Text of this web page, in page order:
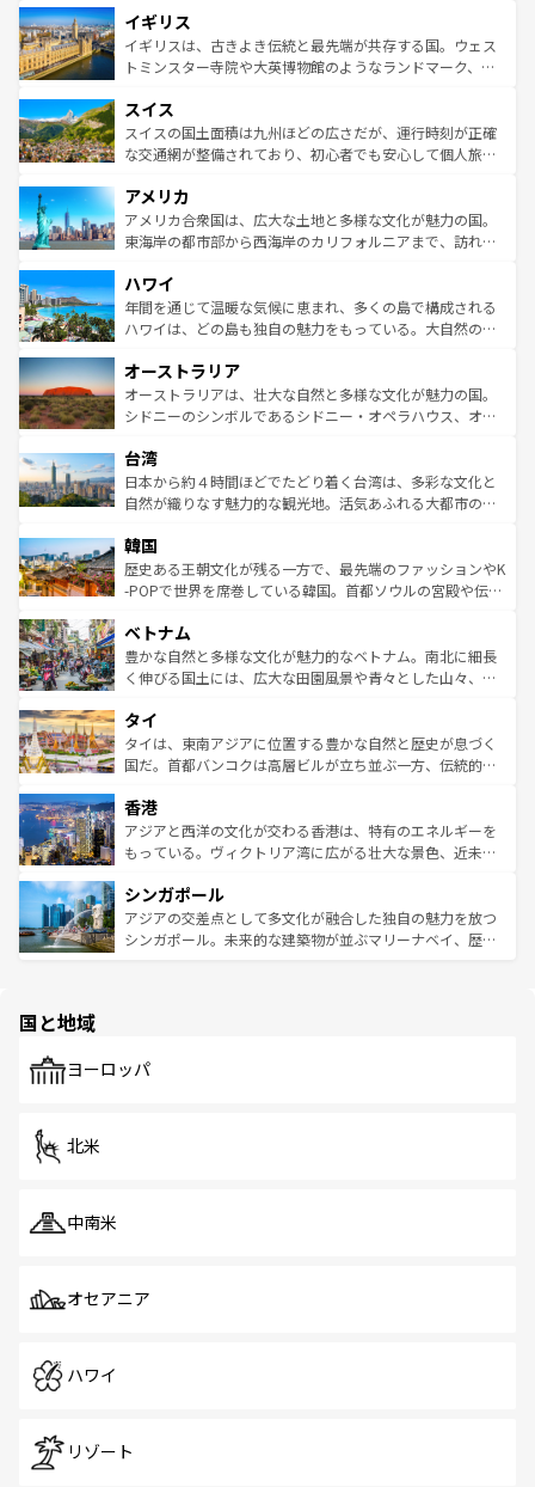
いる。シャンパンの発祥地であるランス、プロヴァンスの
香り高いラベンダー畑など、多彩な楽しみ方が可能だ。さ
らに、パリ以外の地域にも魅力が溢れており、どの街角に
れる地方に足を運ぶとそれぞれで全く異なる文化を体験で
きるだろう。 なお、新着のフランス情報はコンテンツ一覧
を参照してほしい。
顔を持つこの国は、どこを歩いても飽きることがない。ベ
ルリンの文化的活気、バイエルン州のアルプスの絶景、そ
してライン川沿いのワイン畑といった風景は必見。ビール
は、お酒好きな人にはぜひ体験してほしい。 なお、新着の
ドイツ情報はコンテンツ一覧を参照してほしい。
イギリス
イギリスは、古きよき伝統と最先端が共存する国。ウェス
トミンスター寺院や大英博物館のようなランドマーク、歴
リアごとに異なる魅力がある。また、優雅なアフタヌーン
ティー、ビール好きにはたまらない英国パブ、サッカー観
戦など、本場だからこそできる体験も豊富。イギリスを旅
ンツ一覧を参照してほしい。
スイス
スイスの国土面積は九州ほどの広さだが、運行時刻が正確
な交通網が整備されており、初心者でも安心して個人旅行
の建物がそのまま残る町や、スイスならではのユニークな
博物館もあり、アルプス観光だけでなく町歩きも満喫する
ことができる。国民の所得が高いため物価も高いが、旅行
ば市内交通費無料で観光を楽しむこともできる。 なお、新
着のスイス情報はコンテンツ一覧 を参照してほしい。
アメリカ
アメリカ合衆国は、広大な土地と多様な文化が魅力の国。
東海岸の都市部から西海岸のカリフォルニアまで、訪れる
のような巨大都市は、観光、ショッピング、エンターテイ
ンメントが詰まった刺激的なスポットだ。一方、アメリカ
西部には大自然が広がり、グランドキャニオンやイエロー
部のニューオーリンズでは、音楽と美食が融合した独特の
文化が魅力。旅行者はアメリカの各地域で異なる魅力を楽
しみながら、その多様性と豊かな歴史を感じることができ
ならではの贅沢な旅のスタイルだ。 なお、新着のアメリカ
情報はコンテンツ一覧を参照してほしい。
ハワイ
年間を通じて温暖な気候に恵まれ、多くの島で構成される
ハワイは、どの島も独自の魅力をもっている。大自然の神
ワイ島は見逃せない。また、定番の観光地といえばオアフ
島だが、静かな自然を求めるならマウイ島やカウアイ島が
おすすめ。エメラルドグリーンに輝く海をはじめ、豊かな
れるおもてなしの心で訪れる人々を迎えてくれるハワイの
人々、おいしいローカルフードやハワイアンミュージッ
ク、伝統的なフラダンスなど、すべてがハワイの魅力を彩
ワイを、存分に味わってほしい。 なお、新着のハワイ情報
はコンテンツ一覧を参照してほしい。
オーストラリア
オーストラリアは、壮大な自然と多様な文化が魅力の国。
シドニーのシンボルであるシドニー・オペラハウス、オー
リアリーフや大陸中央部にそびえるウルル（エアーズロッ
ク）、タスマニアの美しい原生林やケアンズの熱帯雨林な
ど、見どころがたくさん。また、カフェやワイン、オージ
いる。アクティビティも充実しており、サーフィンやダイ
ビング、ハイキングなど、アウトドア好きにはたまらな
い。オーストラリアの多彩な魅力を存分に味わいつくそ
参照してほしい。
台湾
日本から約４時間ほどでたどり着く台湾は、多彩な文化と
自然が織りなす魅力的な観光地。活気あふれる大都市の台
ン）、静ひつな山岳地帯である台湾東部など、都市の喧騒
と山間の静けさが共存しており、訪れる人に新しい発見と
驚きをもたらしてくれる。また、奥深い台湾の食文化も魅
容にもいいと評判のスイーツなど、バラエティ豊かな料理
が味わえる。 なお、新着の台湾情報は コンテンツ一覧を参
照してほしい。
韓国
歴史ある王朝文化が残る一方で、最先端のファッションやK
-POPで世界を席巻している韓国。首都ソウルの宮殿や伝統
き、地方に足を延ばせば四季折々の自然美を楽しむことが
できる。そして、キムチや焼肉、絶品のストリートフード
まで、さまざまな韓国料理が待っている。夜には、韓国な
リティに包まれながら、韓国の多彩な魅力を心ゆくまで味
わってみてほしい。 なお、新着の韓国情報はコンテンツ一
覧を参照してほしい。
ベトナム
豊かな自然と多様な文化が魅力的なベトナム。南北に細長
く伸びる国土には、広大な田園風景や青々とした山々、世
急速な発展と共に伝統が息づく。ハノイの古い町並みやホ
ーチミン市のフランス統治時代の建物も、独特の雰囲気を
醸し出している。また、バラエティの豊かさとおいしさで
とつ。フォーやバインミー、ベトナムコーヒーなどは、ぜ
ひ現地で味わいたい。どの地域を訪れてもあたたかい人々
が旅行者を迎えてくれるので、きっと忘れられない旅にな
参照してほしい。
タイ
タイは、東南アジアに位置する豊かな自然と歴史が息づく
国だ。首都バンコクは高層ビルが立ち並ぶ一方、伝統的な
の活気が交差している。北部ではチェンマイなどの山岳地
帯で自然と触れ合い、南部ではプーケットやクラビの美し
いビーチでリゾート気分を楽しむことができる。タイ料理
激する。気候は一年中温暖で、どの季節にも異なる楽しみ
が待っている。親しみやすいタイの人々、仏教を中心とし
た文化、そして多様な観光資源が、訪れる旅人を魅了し続
香港
アジアと西洋の文化が交わる香港は、特有のエネルギーを
もっている。ヴィクトリア湾に広がる壮大な景色、近未来
み、どこを訪れても感動するはず。観光スポットが密集し
ており、効率よく見どころを回れるのも魅力。息をのむよ
うな絶景から文化的な体験まで、香港を存分に楽しみ尽く
シンガポール
アジアの交差点として多文化が融合した独自の魅力を放つ
シンガポール。未来的な建築物が並ぶマリーナベイ、歴史
で、ホーカーズは地元の風情を楽しめる外せないスポット
国と地域
ヨーロッパ
北米
中南米
オセアニア
ハワイ
リゾート